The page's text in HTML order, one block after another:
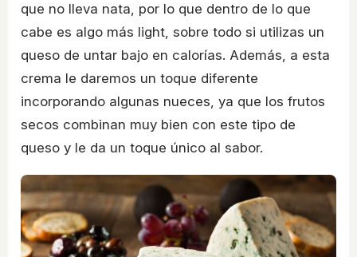
que no lleva nata, por lo que dentro de lo que
cabe es algo más light, sobre todo si utilizas un
queso de untar bajo en calorías. Además, a esta
crema le daremos un toque diferente
incorporando algunas nueces, ya que los frutos
secos combinan muy bien con este tipo de
queso y le da un toque único al sabor.